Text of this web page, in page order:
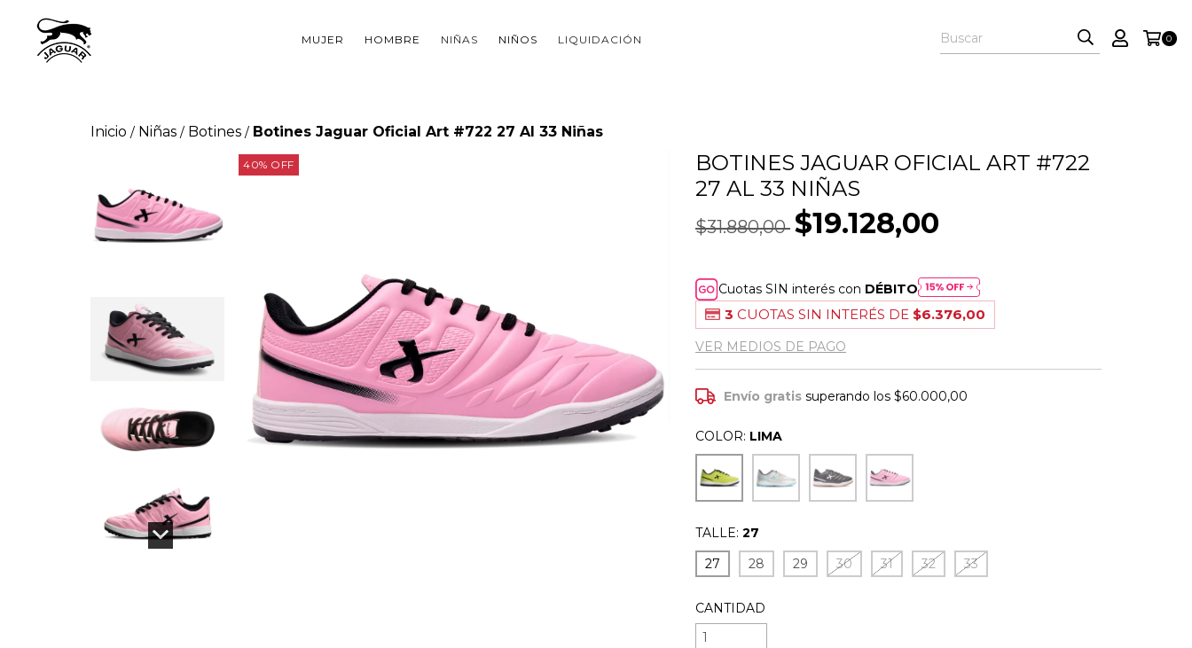
MUJER HOMBRE NIÑAS NIÑOS LIQUIDACIÓN 0
Inicio / Niñas / Botines / Botines Jaguar Oficial Art #722 27 Al 33 Niñas
40% OFF
BOTINES JAGUAR OFICIAL ART #722
27 AL 33 NIÑAS
$31.880,00 $19.128,00
Cuotas SIN interés con DÉBITO
3 CUOTAS SIN INTERÉS DE $6.376,00
VER MEDIOS DE PAGO
Envío gratis superando los$60.000,00
COLOR: LIMA
TALLE: 27
27
28 29 30 31 32 33
CANTIDAD